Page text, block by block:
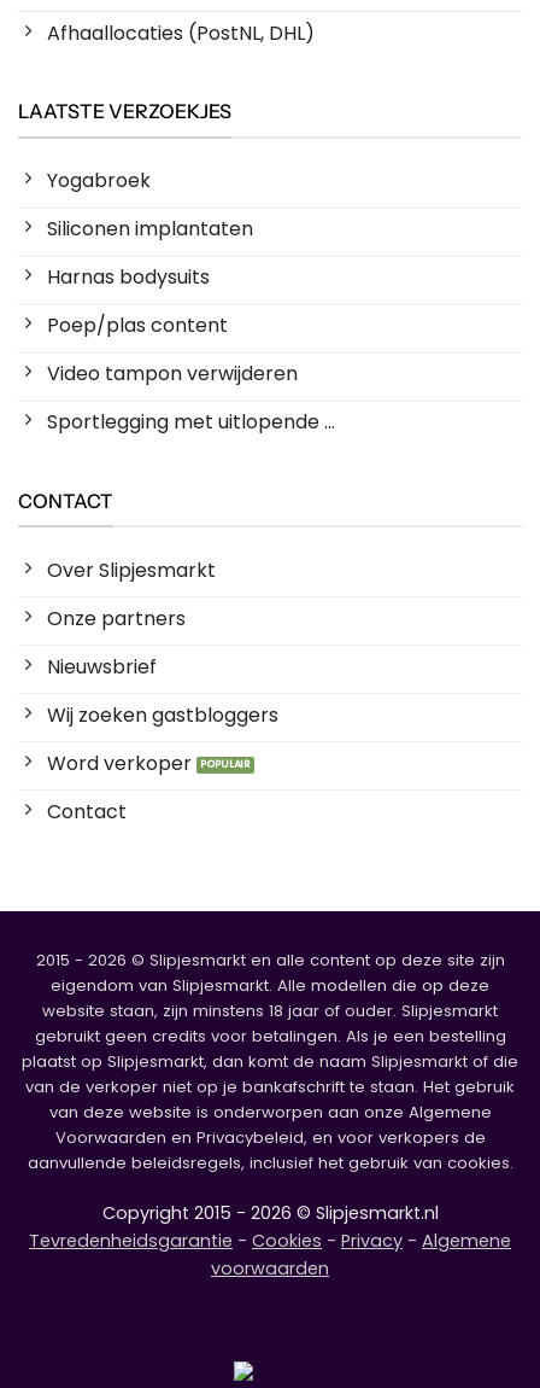
Afhaallocaties (PostNL, DHL)
LAATSTE VERZOEKJES
Yogabroek
Siliconen implantaten
Harnas bodysuits
Poep/plas content
Video tampon verwijderen
Sportlegging met uitlopende ...
CONTACT
Over Slipjesmarkt
Onze partners
Nieuwsbrief
Wij zoeken gastbloggers
Word verkoper
Contact
2015 - 2026 © Slipjesmarkt en alle content op deze site zijn
eigendom van Slipjesmarkt. Alle modellen die op deze
website staan, zijn minstens 18 jaar of ouder. Slipjesmarkt
gebruikt geen credits voor betalingen. Als je een bestelling
plaatst op Slipjesmarkt, dan komt de naam Slipjesmarkt of die
van de verkoper niet op je bankafschrift te staan. Het gebruik
van deze website is onderworpen aan onze Algemene
Voorwaarden en Privacybeleid, en voor verkopers de
aanvullende beleidsregels, inclusief het gebruik van cookies.
Copyright 2015 - 2026 © Slipjesmarkt.nl
Tevredenheidsgarantie - Cookies - Privacy - Algemene
voorwaarden